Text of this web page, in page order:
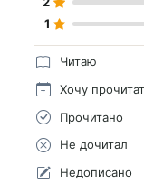
1
Читаю
Хочу
Прочитано
Не дочитал
Недописано